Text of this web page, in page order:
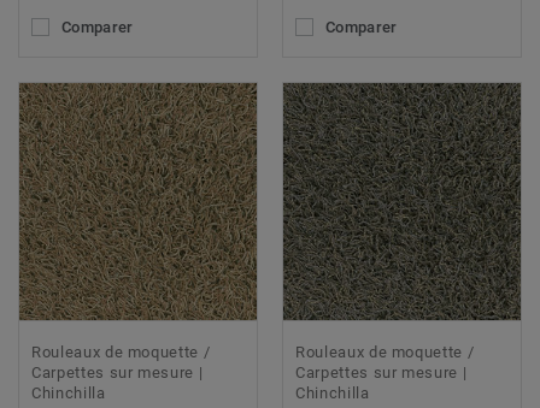
Comparer Comparer
Rouleaux de moquette /
Carpettes sur mesure |
Chinchilla
Rouleaux de moquette /
Carpettes sur mesure |
Chinchilla